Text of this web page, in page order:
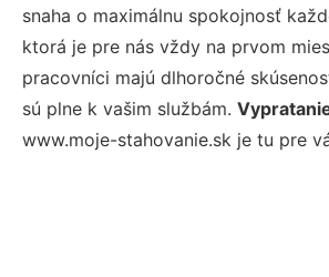
snaha o maximálnu spokojnosť
ktorá je pre nás vždy na prvom
pracovníci majú dlhoročné
sú plne k vašim službám.
www.moje-stahovanie.sk je tu pre